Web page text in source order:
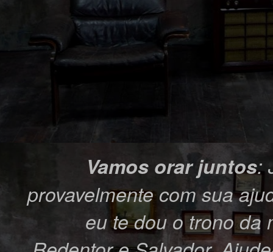
Vamos orar juntos:
provavelmente com sua
eu te dou o trono da